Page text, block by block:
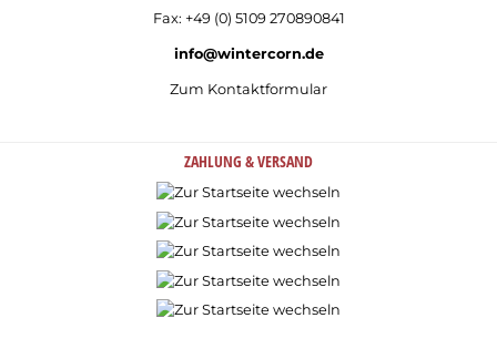
Fax: +49 (0) 5109 270890841
info@wintercorn.de
Zum Kontaktformular
ZAHLUNG & VERSAND